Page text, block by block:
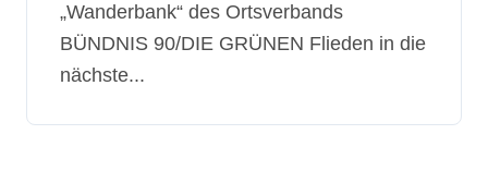
„Wanderbank“ des Ortsverbands
BÜNDNIS 90/DIE GRÜNEN Flieden in die
nächste...